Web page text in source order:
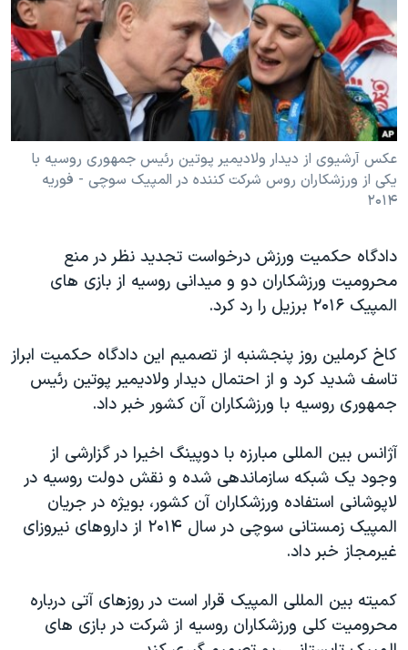
فرهنگ و زندگی
حقوق شهروندی
اقتصادی
علم و فناوری
گالری عکس
مستندها
انتخابات ریاست جمهوری آمریکا ۲۰۲۴
حمله جمهوری اسلامی به اسرائیل
رمز مهسا
اعتراضات زن، زندگی، آزادی
تریبونال مردمی آبان ۹۸
دادگاه حمید نوری
چهل سال گروگان‌گیری
قانون شفافیت دارائی کادر رهبری ایران
اعتراضات مردمی آبان ۹۸
اسرائیل در جنگ
نرگس محمدی برنده جایزه نوبل صلح
همایش محافظه‌کاران آمریکا «سی‌پک»
صفحه‌های ویژه
سفر پرزیدنت ترامپ به چین
دنبال کنید
زبانهای مختلف
عکس آرشیوی از دیدار ولادیمیر پوتین رئیس جمهوری روسیه با
یکی از ورزشکاران روس شرکت کننده در المپیک سوچی - فوریه
۲۰۱۴
دادگاه حکمیت ورزش درخواست تجدید نظر در منع
محرومیت ورزشکاران دو و میدانی روسیه از بازی های
المپیک ۲۰۱۶ برزیل را رد کرد.
کاخ کرملین روز پنجشنبه از تصمیم این دادگاه حکمیت ابراز
تاسف شدید کرد و از احتمال دیدار ولادیمیر پوتین رئیس
جمهوری روسیه با ورزشکاران آن کشور خبر داد.
آژانس بین المللی مبارزه با دوپینگ اخیرا در گزارشی از
وجود یک شبکه سازماندهی شده و نقش دولت روسیه در
لاپوشانی استفاده ورزشکاران آن کشور، بویژه در جریان
المپیک زمستانی سوچی در سال ۲۰۱۴ از داروهای نیروزای
غیرمجاز خبر داد.
کمیته بین المللی المپیک قرار است در روزهای آتی درباره
محرومیت کلی ورزشکاران روسیه از شرکت در بازی های